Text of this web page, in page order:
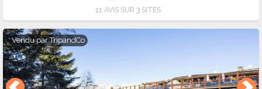
11 AVIS SUR 3 SITES
Vendu parTripandCo